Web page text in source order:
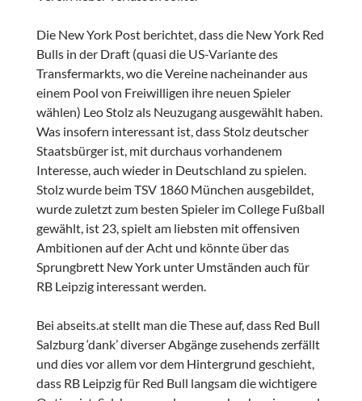
Die New York Post berichtet, dass die New York Red
Bulls in der Draft (quasi die US-Variante des
Transfermarkts, wo die Vereine nacheinander aus
einem Pool von Freiwilligen ihre neuen Spieler
wählen) Leo Stolz als Neuzugang ausgewählt haben.
Was insofern interessant ist, dass Stolz deutscher
Staatsbürger ist, mit durchaus vorhandenem
Interesse, auch wieder in Deutschland zu spielen.
Stolz wurde beim TSV 1860 München ausgebildet,
wurde zuletzt zum besten Spieler im College Fußball
gewählt, ist 23, spielt am liebsten mit offensiven
Ambitionen auf der Acht und könnte über das
Sprungbrett New York unter Umständen auch für
RB Leipzig interessant werden.
Bei abseits.at stellt man die These auf, dass Red Bull
Salzburg ‘dank’ diverser Abgänge zusehends zerfällt
und dies vor allem vor dem Hintergrund geschieht,
dass RB Leipzig für Red Bull langsam die wichtigere